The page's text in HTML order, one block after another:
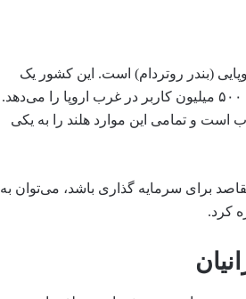
(بندر روتردام) است. این کشور یک
منطقه استراتژیک خود برای سرمایه گذاران بوده و دسترسی ارتباط با ۵۰۰ میلیون کاربر در غرب اروپا را می‌دهد.
و تمامی این موارد هلند را به یکی
برای سرمایه گذاری باشد، می‌توان به
کرد.